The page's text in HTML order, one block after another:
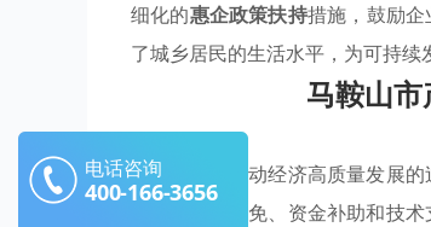
细化的惠企政策扶持措施，鼓励
了城乡居民的生活水平，为可持续
马鞍山
马鞍山市在推动经济高质量发展
涵盖了税收减免、资金补助和技
电话咨询
400-166-3656